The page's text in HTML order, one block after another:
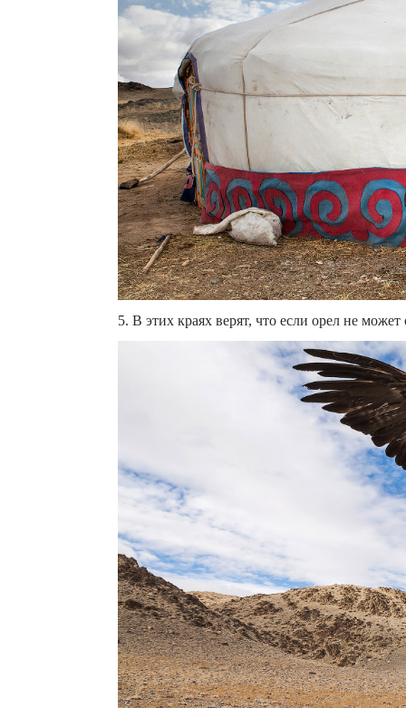
5. В этих краях верят, что если орел не